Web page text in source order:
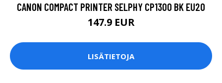
CANON COMPACT PRINTER SELPHY CP1300 BK EU20
147.9 EUR
LISÄTIETOJA